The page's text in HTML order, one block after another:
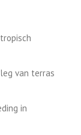
van terras
in